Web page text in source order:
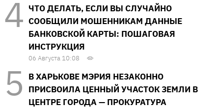
ЧТО ДЕЛАТЬ, ЕСЛИ ВЫ СЛУЧАЙНО
СООБЩИЛИ МОШЕННИКАМ ДАННЫЕ
БАНКОВСКОЙ КАРТЫ: ПОШАГОВАЯ
ИНСТРУКЦИЯ
06 Августа 10:08
В ХАРЬКОВЕ МЭРИЯ НЕЗАКОННО
ПРИСВОИЛА ЦЕННЫЙ УЧАСТОК ЗЕМЛИ В
ЦЕНТРЕ ГОРОДА — ПРОКУРАТУРА